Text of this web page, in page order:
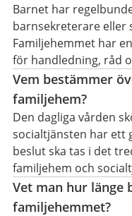
Barnet har
barnsekreterare eller
Familjehemmet har
för handledning, råd
Vem bestämmer
familjehem?
Den dagliga vården
socialtjänsten har ett
beslut ska tas i det
familjehem och
Vet man hur länge
familjehemmet?